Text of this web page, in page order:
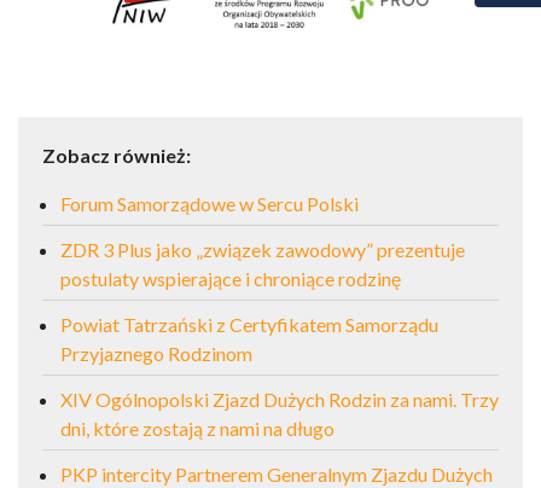
Zobacz również:
Forum Samorządowe w Sercu Polski
ZDR 3 Plus jako „związek zawodowy” prezentuje
postulaty wspierające i chroniące rodzinę
Powiat Tatrzański z Certyfikatem Samorządu
Przyjaznego Rodzinom
XIV Ogólnopolski Zjazd Dużych Rodzin za nami. Trzy
dni, które zostają z nami na długo
PKP intercity Partnerem Generalnym Zjazdu Dużych